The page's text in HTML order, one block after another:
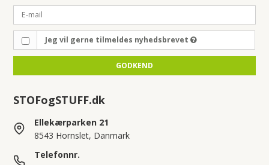
Jeg vil gerne tilmeldes nyhedsbrevet
GODKEND
STOFogSTUFF.dk
Ellekærparken 21
8543 Hornslet, Danmark
Telefonnr.